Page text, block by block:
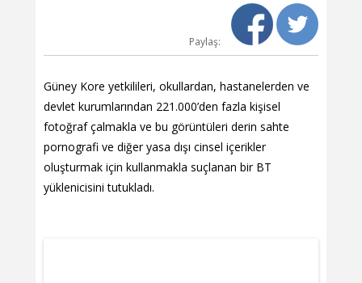
Paylaş:
Güney Kore yetkilileri, okullardan, hastanelerden ve
devlet kurumlarından 221.000’den fazla kişisel
fotoğraf çalmakla ve bu görüntüleri derin sahte
pornografi ve diğer yasa dışı cinsel içerikler
oluşturmak için kullanmakla suçlanan bir BT
yüklenicisini tutukladı.